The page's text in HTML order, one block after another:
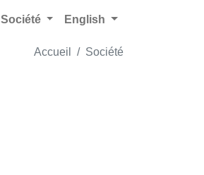
Société English
Accueil Société